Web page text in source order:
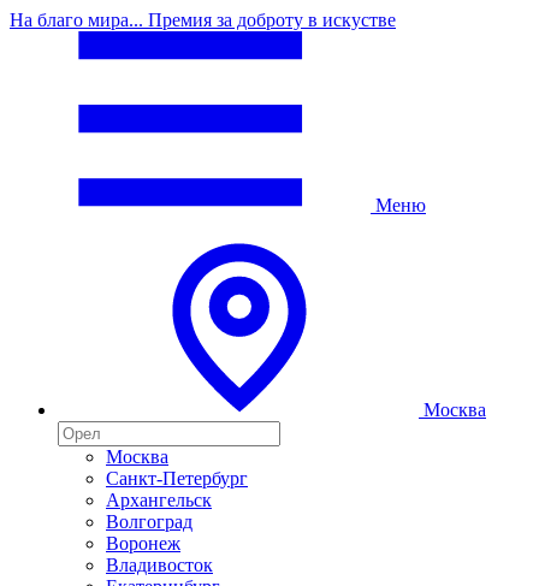
На благо мира... Премия за доброту в искустве
Меню
Москва
Москва
Санкт-Петербург
Архангельск
Волгоград
Воронеж
Владивосток